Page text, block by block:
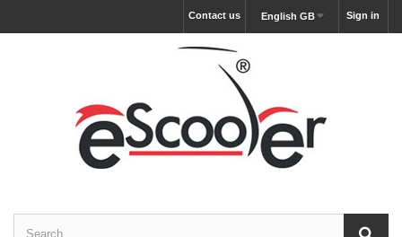
Sign in
English GB
Contact us